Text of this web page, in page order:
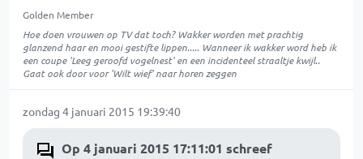
Golden Member
Hoe doen vrouwen op TV dat toch? Wakker worden met prachtig
glanzend haar en mooi gestifte lippen..... Wanneer ik wakker word heb ik
een coupe 'Leeg geroofd vogelnest' en een incidenteel straaltje kwijl..
Gaat ook door voor 'Wilt wief' naar horen zeggen
zondag 4 januari 2015 19:39:40
Op 4 januari 2015 17:11:01 schreef